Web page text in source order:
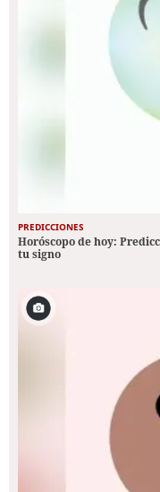
PREDICCIONES
Horóscopo de hoy:
tu signo